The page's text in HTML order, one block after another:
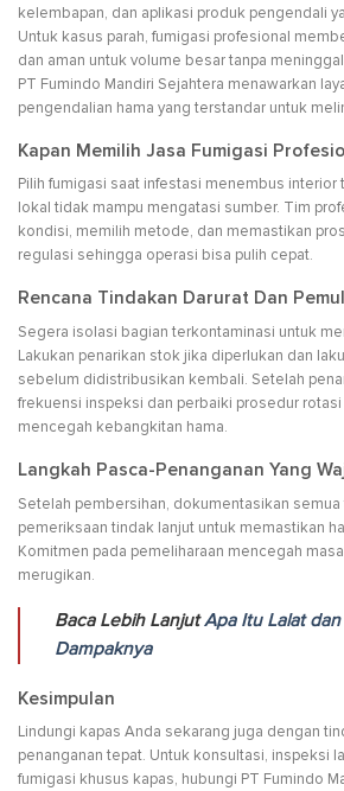
kelembapan, dan aplikasi produk pengendali
Untuk kasus parah, fumigasi profesional
dan aman untuk volume besar tanpa
PT Fumindo Mandiri Sejahtera menawarkan
pengendalian hama yang terstandar untuk
Kapan Memilih Jasa Fumigasi
Pilih fumigasi saat infestasi menembus interior
lokal tidak mampu mengatasi sumber. Tim
kondisi, memilih metode, dan memastikan
regulasi sehingga operasi bisa pulih cepat.
Rencana Tindakan Darurat Dan
Segera isolasi bagian terkontaminasi untuk
Lakukan penarikan stok jika diperlukan dan
sebelum didistribusikan kembali. Setelah
frekuensi inspeksi dan perbaiki prosedur
mencegah kebangkitan hama.
Langkah Pasca-Penanganan Yang
Setelah pembersihan, dokumentasikan
pemeriksaan tindak lanjut untuk memastikan
Komitmen pada pemeliharaan mencegah
merugikan.
Baca Lebih LanjutApa Itu Lalat dan
Dampaknya
Kesimpulan
Lindungi kapas Anda sekarang juga dengan
penanganan tepat. Untuk konsultasi, inspeksi
fumigasi khusus kapas, hubungi PT Fumindo